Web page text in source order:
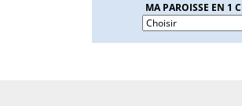
MA PAROISSE EN 1